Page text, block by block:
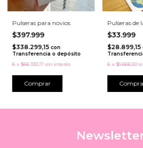
Pulseras para novios
$397.999
$338.299,15 con
Transferencia o depósito
6 x $66.333,17 sin interés
Comprar
Pulseras de
$33.999
$28.899,15
6 x $5.666,50